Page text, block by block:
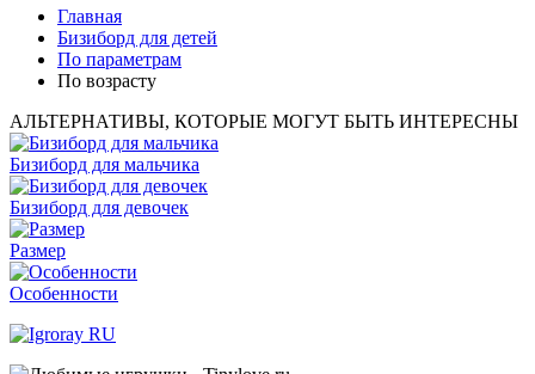
Главная
Бизиборд для детей
По параметрам
По возрасту
АЛЬТЕРНАТИВЫ, КОТОРЫЕ МОГУТ БЫТЬ ИНТЕРЕСНЫ
Бизиборд для мальчика
Бизиборд для девочек
Размер
Особенности